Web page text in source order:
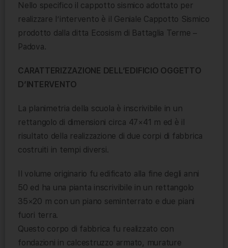
Nello specifico il cappotto sismico adottato per
realizzare l’intervento è il Geniale Cappotto Sismico
prodotto dalla ditta Ecosism di Battaglia Terme –
Padova.
CARATTERIZZAZIONE DELL’EDIFICIO OGGETTO
D’INTERVENTO
La planimetria della scuola è inscrivibile in un
rettangolo di dimensioni circa 47×41 m ed è il
risultato della realizzazione di due corpi di fabbrica
costruiti in tempi diversi.
Il volume originario fu edificato alla fine degli anni
50 ed ha una pianta inscrivibile in un rettangolo
35×20 m con un piano seminterrato e due piani
fuori terra.
Questo corpo di fabbrica fu realizzato con
fondazioni in calcestruzzo armato, murature